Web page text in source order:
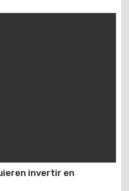
invertir en